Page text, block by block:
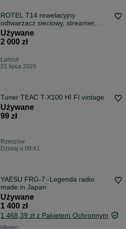
ROTEL T14 rewelacyjny
odtwarzacz sieciowy, streamer,
tuner. Komplet sklepowy.
Używane
2 000 zł
Łańcut
21 lipca 2026
Tuner TEAC T-X100 HI FI vintage
Używane
99 zł
Rzeszów
Dzisiaj o 08:41
YAESU FRG-7 -Legenda radio
made in Japan
Używane
1 400 zł
1 468,39 zł z Pakietem Ochronnym